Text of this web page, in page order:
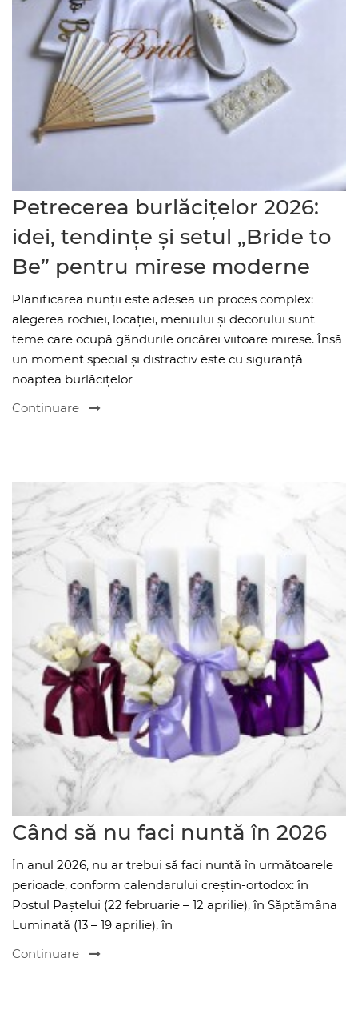
Petrecerea burlăcițelor 2026:
idei, tendințe și setul „Bride to
Be” pentru mirese moderne
Planificarea nunții este adesea un proces complex:
alegerea rochiei, locației, meniului și decorului sunt
teme care ocupă gândurile oricărei viitoare mirese. Însă
un moment special și distractiv este cu siguranță
noaptea burlăcițelor
Continuare
Când să nu faci nuntă în 2026
În anul 2026, nu ar trebui să faci nuntă în următoarele
perioade, conform calendarului creștin-ortodox: în
Postul Paștelui (22 februarie – 12 aprilie), în Săptămâna
Luminată (13 – 19 aprilie), în
Continuare